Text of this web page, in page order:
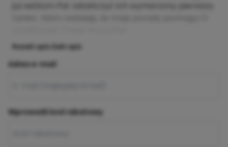
Rozwiń opis Zwiń opis
Adres e-mail
Wprowadź kod rabatowy